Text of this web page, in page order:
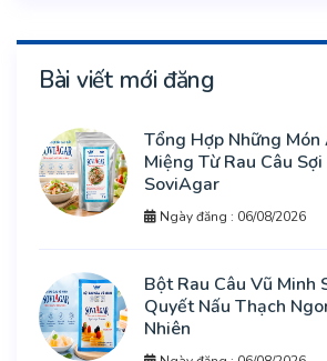
Bài viết mới đăng
Tổng Hợp Những Món
Miệng Từ Rau Câu
SoviAgar
Ngày đăng : 06/08/2026
Bột Rau Câu Vũ Minh
Quyết Nấu Thạch
Nhiên